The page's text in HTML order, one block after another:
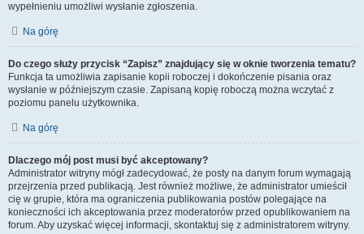
wypełnieniu umożliwi wysłanie zgłoszenia.
Na górę
Do czego służy przycisk “Zapisz” znajdujący się w oknie tworzenia tematu?
Funkcja ta umożliwia zapisanie kopii roboczej i dokończenie pisania oraz
wysłanie w późniejszym czasie. Zapisaną kopię roboczą można wczytać z
poziomu panelu użytkownika.
Na górę
Dlaczego mój post musi być akceptowany?
Administrator witryny mógł zadecydować, że posty na danym forum wymagają
przejrzenia przed publikacją. Jest również możliwe, że administrator umieścił
cię w grupie, która ma ograniczenia publikowania postów polegające na
konieczności ich akceptowania przez moderatorów przed opublikowaniem na
forum. Aby uzyskać więcej informacji, skontaktuj się z administratorem witryny.